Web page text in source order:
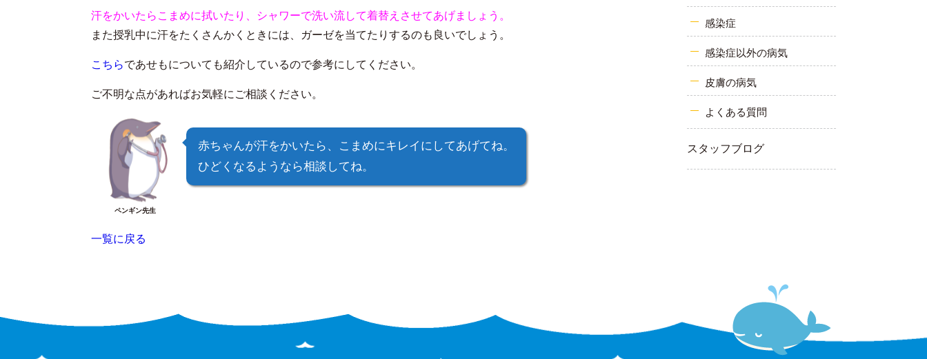
汗をかいたらこまめに拭いたり、シャワーで洗い流して着替えさせてあげましょう。
また授乳中に汗をたくさんかくときには、ガーゼを当てたりするのも良いでしょう。
こちらであせもについても紹介しているので参考にしてください。
ご不明な点があればお気軽にご相談ください。
ペンギン先生
赤ちゃんが汗をかいたら、こまめにキレイにしてあげてね。
ひどくなるようなら相談してね。
一覧に戻る
感染症
感染症以外の病気
皮膚の病気
よくある質問
スタッフブログ